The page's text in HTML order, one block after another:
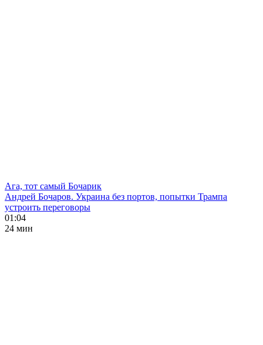
Ага, тот самый Бочарик
Андрей Бочаров. Украина без портов, попытки Трампа
устроить переговоры
01:04
24 мин